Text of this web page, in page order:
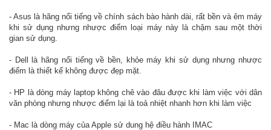
- Asus là hãng nổi tiếng về chính sách bào hành dài, rất bền và êm máy
khi sử dụng nhưng nhược điểm loại máy này là chậm sau một thời
gian sử dụng.
- Dell là hãng nổi tiếng về bền, khỏe máy khi sử dụng nhưng nhược
điểm là thiết kế không được đẹp mặt.
- HP là dòng máy laptop không chê vào đâu được khi làm việc với dân
văn phòng nhưng nhược điểm lại là toả nhiệt nhanh hơn khi làm việc
- Mac là dòng máy của Apple sử dung hệ điều hành IMAC